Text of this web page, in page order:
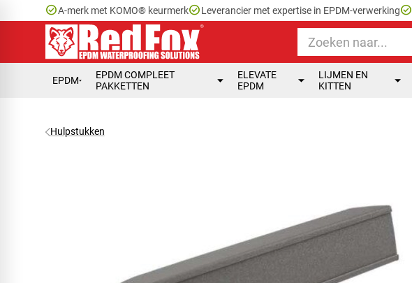
check_circleA-merk met KOMO® keurmerkcheck_circleLeverancier met expertise in EPDM-verwerkingcheck_circle
EPDM
EPDM COMPLEET
PAKKETTEN
ELEVATE
EPDM
LIJMEN EN
KITTEN
Hulpstukken